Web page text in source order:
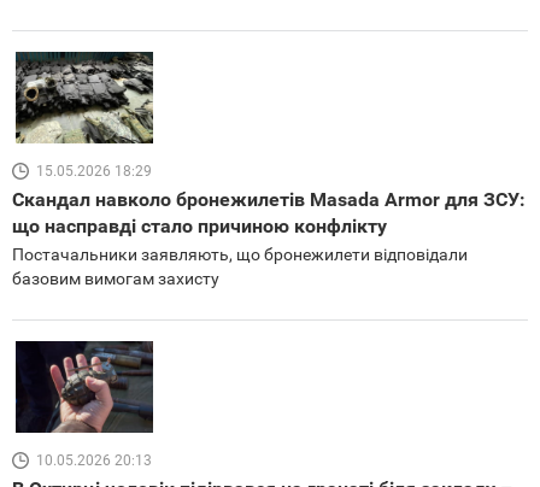
15.05.2026 18:29
Скандал навколо бронежилетів Masada Armor для ЗСУ:
що насправді стало причиною конфлікту
Постачальники заявляють, що бронежилети відповідали
базовим вимогам захисту
10.05.2026 20:13